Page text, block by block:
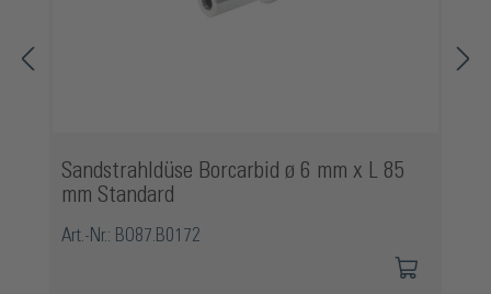
Sandstrahldüse Borcarbid ø 6 mm x L 85
mm Standard
Art.-Nr.: BO87.B0172